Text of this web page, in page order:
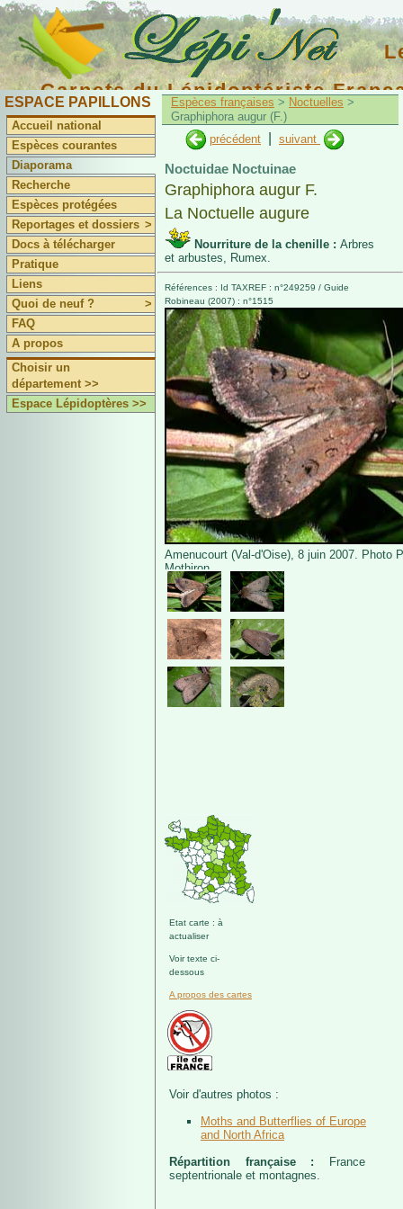
Carnets du Lépidoptériste
ESPACE PAPILLONS
Accueil national
Espèces courantes
Diaporama
Recherche
Espèces protégées
Reportages et dossiers >
Docs à télécharger
Pratique
Liens
Quoi de neuf ?
>
FAQ
A propos
Choisir un
département >>
Espace Lépidoptères >>
Espèces françaises > Noctuelles >
Graphiphora augur (F.)
précédent
suivant
Noctuidae Noctuinae
Graphiphora augur F.
La Noctuelle augure
Nourriture de la chenille : Arbres
et arbustes, Rumex.
Références : Id TAXREF : n°249259 / Guide
Robineau (2007) : n°1515
Amenucourt (Val-d'Oise), 8 juin 2007. Photo
Mothiron.
Etat carte : à
actualiser
Voir texte ci-
dessous
A propos des cartes
Voir d'autres photos :
Moths and Butterflies of Europe
and North Africa
Répartition française :
France
septentrionale et montagnes.